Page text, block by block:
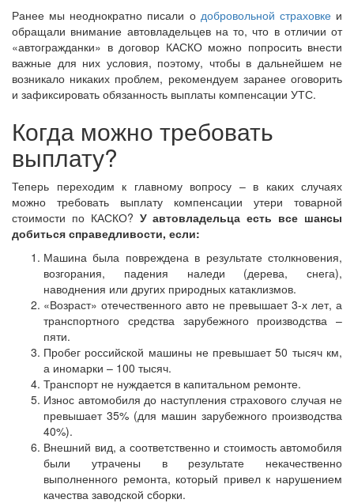
Ранее мы неоднократно писали о добровольной страховкеи
обращали внимание автовладельцев на то, что в отличии от
«автогражданки» в договор КАСКО можно попросить внести
важные для них условия, поэтому, чтобы в дальнейшем не
возникало никаких проблем, рекомендуем заранее оговорить
и зафиксировать обязанность выплаты компенсации УТС.
Когда можно требовать
выплату?
Теперь переходим к главному вопросу – в каких случаях
можно требовать выплату компенсации утери товарной
стоимости по КАСКО? У автовладельца есть все шансы
добиться справедливости, если:
Машина была повреждена в результате столкновения,
возгорания, падения наледи (дерева, снега),
наводнения или других природных катаклизмов.
«Возраст» отечественного авто не превышает 3-х лет, а
транспортного средства зарубежного производства –
пяти.
Пробег российской машины не превышает 50 тысяч км,
а иномарки – 100 тысяч.
Транспорт не нуждается в капитальном ремонте.
Износ автомобиля до наступления страхового случая не
превышает 35% (для машин зарубежного производства
40%).
Внешний вид, а соответственно и стоимость автомобиля
были утрачены в результате некачественно
выполненного ремонта, который привел к нарушением
качества заводской сборки.